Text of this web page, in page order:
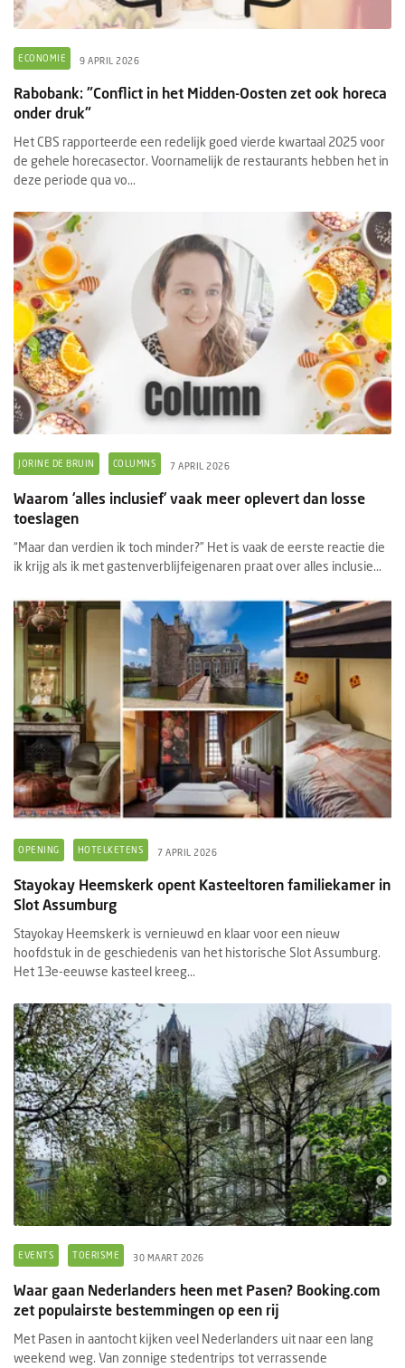
ECONOMIE 9 APRIL 2026
Rabobank: "Conflict in het Midden-Oosten zet ook horeca
onder druk"
Het CBS rapporteerde een redelijk goed vierde kwartaal 2025 voor
de gehele horecasector. Voornamelijk de restaurants hebben het in
deze periode qua vo...
JORINE DE BRUIN COLUMNS 7 APRIL 2026
Waarom ‘alles inclusief’ vaak meer oplevert dan losse
toeslagen
“Maar dan verdien ik toch minder?” Het is vaak de eerste reactie die
ik krijg als ik met gastenverblijfeigenaren praat over alles inclusie...
OPENING HOTELKETENS 7 APRIL 2026
Stayokay Heemskerk opent Kasteeltoren familiekamer in
Slot Assumburg
Stayokay Heemskerk is vernieuwd en klaar voor een nieuw
hoofdstuk in de geschiedenis van het historische Slot Assumburg.
Het 13e-eeuwse kasteel kreeg...
EVENTS TOERISME 30 MAART 2026
Waar gaan Nederlanders heen met Pasen? Booking.com
zet populairste bestemmingen op een rij
Met Pasen in aantocht kijken veel Nederlanders uit naar een lang
weekend weg. Van zonnige stedentrips tot verrassende